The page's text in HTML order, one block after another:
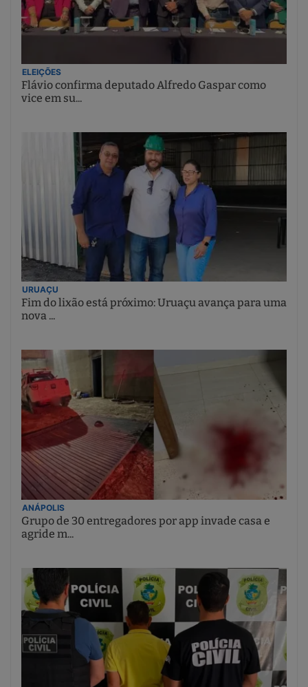
ELEIÇÕES
Flávio confirma deputado Alfredo Gaspar como
vice em su...
URUAÇU
Fim do lixão está próximo: Uruaçu avança para uma
nova ...
ANÁPOLIS
Grupo de 30 entregadores por app invade casa e
agride m...